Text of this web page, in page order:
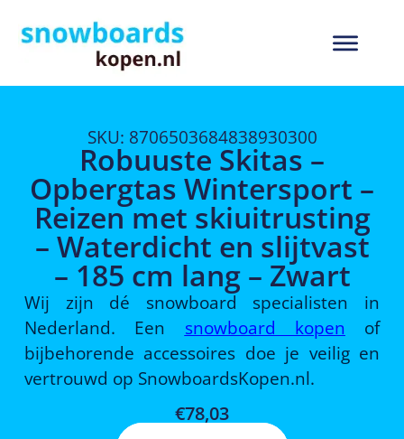
SKU: 8706503684838930300
Robuuste Skitas –
Opbergtas Wintersport –
Reizen met skiuitrusting
– Waterdicht en slijtvast
– 185 cm lang – Zwart
Wij zijn dé snowboard specialisten in
Nederland. Een snowboard kopen of
bijbehorende accessoires doe je veilig en
vertrouwd op SnowboardsKopen.nl.
€78,03